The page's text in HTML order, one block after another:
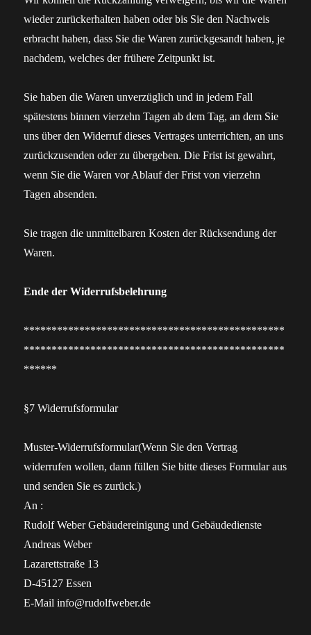
wieder zurückerhalten haben oder bis Sie den Nachweis
erbracht haben, dass Sie die Waren zurückgesandt haben, je
nachdem, welches der frühere Zeitpunkt ist.
Sie haben die Waren unverzüglich und in jedem Fall
spätestens binnen vierzehn Tagen ab dem Tag, an dem Sie
uns über den Widerruf dieses Vertrages unterrichten, an uns
zurückzusenden oder zu übergeben. Die Frist ist gewahrt,
wenn Sie die Waren vor Ablauf der Frist von vierzehn
Tagen absenden.
Sie tragen die unmittelbaren Kosten der Rücksendung der
Waren.
Ende der Widerrufsbelehrung
***********************************************
***********************************************
******
§7 Widerrufsformular
Muster-Widerrufsformular(Wenn Sie den Vertrag
widerrufen wollen, dann füllen Sie bitte dieses Formular aus
und senden Sie es zurück.)
An :
Rudolf Weber Gebäudereinigung und Gebäudedienste
Andreas Weber
Lazarettstraße 13
D-45127 Essen
E-Mail info@rudolfweber.de